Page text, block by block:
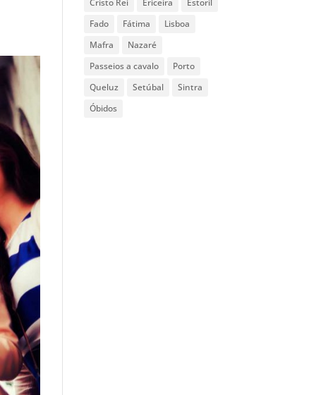
Cristo Rei
Ericeira
Estoril
Fado
Fátima
Lisboa
Mafra
Nazaré
Passeios a cavalo
Porto
Queluz
Setúbal
Sintra
Óbidos